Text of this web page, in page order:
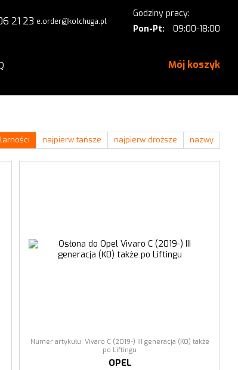
21 23 e.order@kolchuga.pl
Godziny pracy:
Pon-Pt:
09:00-18:00
Mój koszyk
najpierw tańsze najpierw droższe nazwy
Numer artykułu: Vivaro C (2019-) III generacja (К0) także
po Liftingu
OPEL